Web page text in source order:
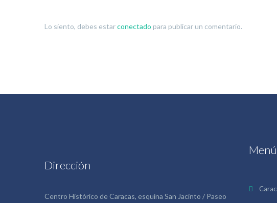
Lo siento, debes estarconectado para publicar un comentario.
Dirección
Centro Histórico de Caracas, esquina San Jacinto / Paseo
Menú